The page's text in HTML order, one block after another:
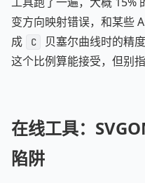
变方向映射错误，和某些
成
C
贝塞尔曲线时的精
这个比例算能接受，但别指
在线工具：
陷阱